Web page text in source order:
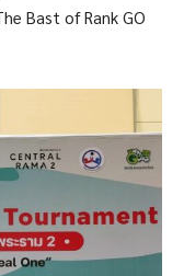
Bast of Rank GO